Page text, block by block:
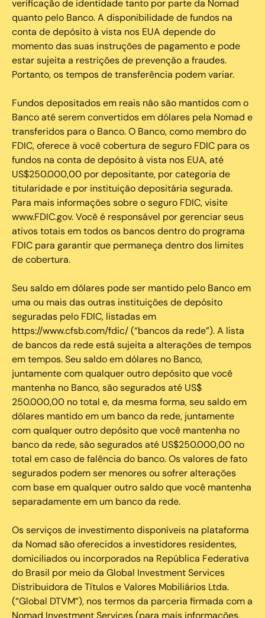
verificação de identidade tanto por parte da Nomad
quanto pelo Banco. A disponibilidade de fundos na
conta de depósito à vista nos EUA depende do
momento das suas instruções de pagamento e pode
estar sujeita a restrições de prevenção a fraudes.
Portanto, os tempos de transferência podem variar.
Fundos depositados em reais não são mantidos com o
Banco até serem convertidos em dólares pela Nomad e
transferidos para o Banco. O Banco, como membro do
FDIC, oferece à você cobertura de seguro FDIC para os
fundos na conta de depósito à vista nos EUA, até
US$250.000,00 por depositante, por categoria de
titularidade e por instituição depositária segurada.
Para mais informações sobre o seguro FDIC, visite
www.FDIC.gov. Você é responsável por gerenciar seus
ativos totais em todos os bancos dentro do programa
FDIC para garantir que permaneça dentro dos limites
de cobertura.
Seu saldo em dólares pode ser mantido pelo Banco em
uma ou mais das outras instituições de depósito
seguradas pelo FDIC, listadas em
https://www.cfsb.com/fdic/ (“bancos da rede”). A lista
de bancos da rede está sujeita a alterações de tempos
em tempos. Seu saldo em dólares no Banco,
juntamente com qualquer outro depósito que você
mantenha no Banco, são segurados até US$
250.000,00 no total e, da mesma forma, seu saldo em
dólares mantido em um banco da rede, juntamente
com qualquer outro depósito que você mantenha no
banco da rede, são segurados até US$250.000,00 no
total em caso de falência do banco. Os valores de fato
segurados podem ser menores ou sofrer alterações
com base em qualquer outro saldo que você mantenha
separadamente em um banco da rede.
Os serviços de investimento disponíveis na plataforma
da Nomad são oferecidos a investidores residentes,
domiciliados ou incorporados na República Federativa
do Brasil por meio da Global Investment Services
Distribuidora de Títulos e Valores Mobiliários Ltda.
(“Global DTVM”), nos termos da parceria firmada com a
Nomad Investment Services (para mais informações,